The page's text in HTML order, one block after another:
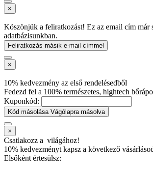
×
Köszönjük a feliratkozást! Ez az email cím már
adatbázisunkban.
Feliratkozás másik e-mail címmel
×
10% kedvezmény az első rendelésedből
Fedezd fel a 100% természetes, hightech
Kuponkód:
Kód másolása Vágólapra másolva
×
Csatlakozz a világához!
10% kedvezményt kapsz a következő
Elsőként értesülsz: